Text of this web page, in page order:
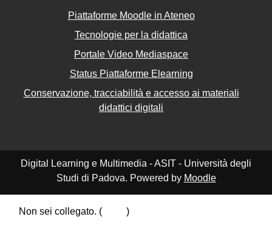
Piattaforme Moodle in Ateneo
Tecnologie per la didattica
Portale Video Mediaspace
Status Piattaforme Elearning
Conservazione, tracciabilità e accesso ai materiali
didattici digitali
Digital Learning e Multimedia - ASIT - Università degli
Studi di Padova. Powered by Moodle
Non sei collegato. (
)